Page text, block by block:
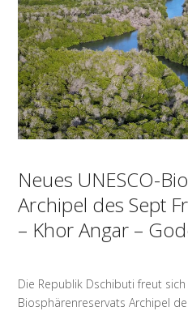
Neues UNESCO-
Archipel des Sept
– Khor Angar –
Die Republik Dschibuti freut
Biosphärenreservats Archipel